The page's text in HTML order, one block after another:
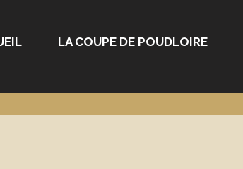
LA COUPE DE POUDLOIRE